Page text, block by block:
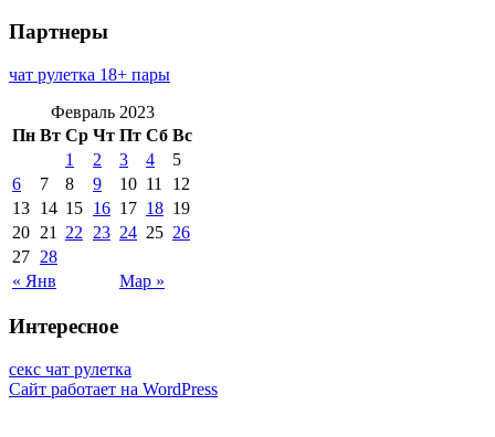
Партнеры
чат рулетка 18+ пары
Февраль 2023
Пн Вт Ср Чт Пт Сб Вс
« Янв Мар »
1 2 3 4
5
6
7 8 9 10 11
12
13 14 15 16 17 18 19
20 21 22 23 24 25 26
27 28
Интересное
секс чат рулетка
Сайт работает на WordPress